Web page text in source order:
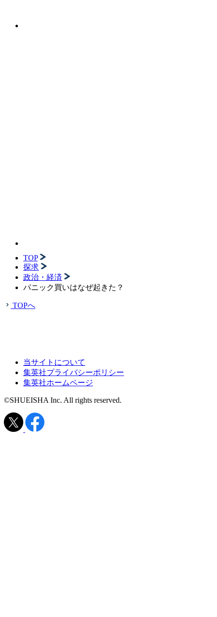
TOP
探求
政治・経済
パニック買いはなぜ起きた？
TOPへ
当サイトについて
集英社プライバシーポリシー
集英社ホームページ
©SHUEISHA Inc. All rights reserved.